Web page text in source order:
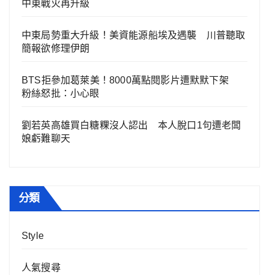
中東戰火再升級
中東局勢重大升級！美資能源船埃及遇襲 川普聽取
簡報欲修理伊朗
BTS拒參加葛萊美！8000萬點閱影片遭默默下架
粉絲怒批：小心眼
劉若英高雄買白糖粿沒人認出 本人脫口1句遭老闆
娘虧難聊天
分類
Style
人氣搜尋